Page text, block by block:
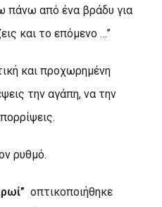
πάνω από ένα βράδυ για
και το επόμενο …”
και προχωρημένη
την αγάπη, να την
ρυθμό.
οπτικοποιήθηκε